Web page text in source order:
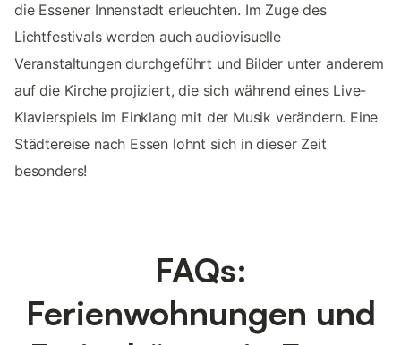
die Essener Innenstadt erleuchten. Im Zuge des
Lichtfestivals werden auch audiovisuelle
Veranstaltungen durchgeführt und Bilder unter anderem
auf die Kirche projiziert, die sich während eines Live-
Klavierspiels im Einklang mit der Musik verändern. Eine
Städtereise nach Essen lohnt sich in dieser Zeit
besonders!
FAQs:
Ferienwohnungen und